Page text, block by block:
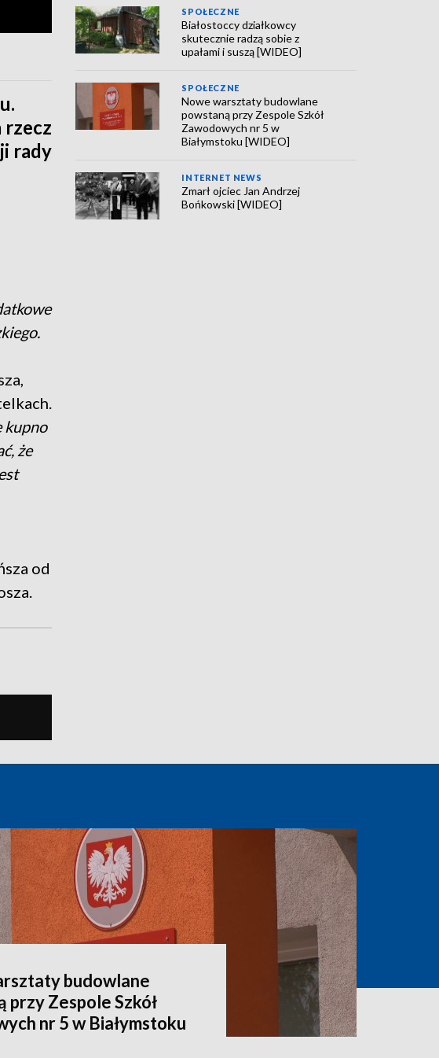
rzecz
rady
kupno
że
od
SPOŁECZNE
Białostoccy działkowcy
skutecznie radzą sobie z
upałami i suszą [WIDEO]
SPOŁECZNE
Nowe warsztaty budowlane
powstaną przy Zespole Szkół
Zawodowych nr 5 w
Białymstoku [WIDEO]
INTERNET NEWS
Zmarł ojciec Jan Andrzej
Bońkowski [WIDEO]
budowlane
przy Zespole Szkół
nr 5 w Białymstoku